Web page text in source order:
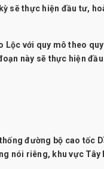
sẽ thực hiện đầu tư,
với quy mô theo
này sẽ thực hiện
đường bộ cao tốc
nói riêng, khu vực Tây